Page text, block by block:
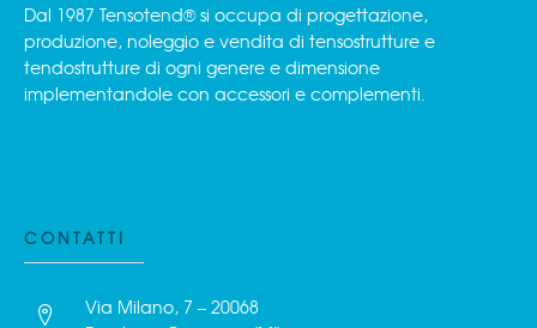
Dal 1987 Tensotend® si occupa di progettazione,
produzione, noleggio e vendita di tensostrutture e
tendostrutture di ogni genere e dimensione
implementandole con accessori e complementi.
CONTATTI
Via Milano, 7 – 20068